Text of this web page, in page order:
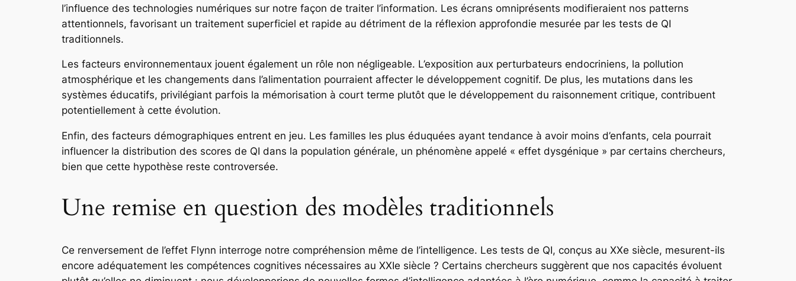
l’influence des technologies numériques sur notre façon de traiter l’information. Les écrans omniprésents modifieraient nos patterns
attentionnels, favorisant un traitement superficiel et rapide au détriment de la réflexion approfondie mesurée par les tests de QI
traditionnels.
Les facteurs environnementaux jouent également un rôle non négligeable. L’exposition aux perturbateurs endocriniens, la pollution
atmosphérique et les changements dans l’alimentation pourraient affecter le développement cognitif. De plus, les mutations dans les
systèmes éducatifs, privilégiant parfois la mémorisation à court terme plutôt que le développement du raisonnement critique, contribuent
potentiellement à cette évolution.
Enfin, des facteurs démographiques entrent en jeu. Les familles les plus éduquées ayant tendance à avoir moins d’enfants, cela pourrait
influencer la distribution des scores de QI dans la population générale, un phénomène appelé « effet dysgénique » par certains chercheurs,
bien que cette hypothèse reste controversée.
Une remise en question des modèles traditionnels
Ce renversement de l’effet Flynn interroge notre compréhension même de l’intelligence. Les tests de QI, conçus au XXe siècle, mesurent-ils
encore adéquatement les compétences cognitives nécessaires au XXIe siècle ? Certains chercheurs suggèrent que nos capacités évoluent